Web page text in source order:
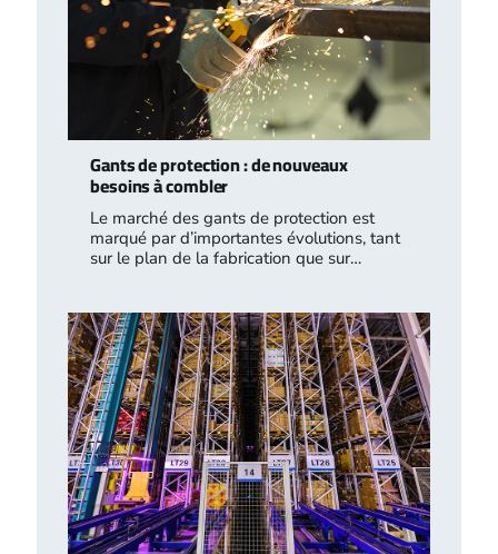
Gants de protection : de nouveaux
besoins à combler
Le marché des gants de protection est
marqué par d’importantes évolutions, tant
sur le plan de la fabrication que sur…